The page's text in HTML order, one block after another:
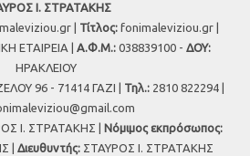
Ι. ΣΤΡΑΤΑΚΗΣ
| Τίτλος:fonimaleviziou.gr |
ΕΤΑΙΡΕΙΑ | Α.Φ.Μ.: 038839100 - ΔΟΥ:
ΗΡΑΚΛΕΙΟΥ
96 - 71414 ΓΑΖΙ | Τηλ.: 2810 822294 |
Ι. ΣΤΡΑΤΑΚΗΣ | Νόμιμος εκπρόσωπος:
| Διευθυντής:ΣΤΑΥΡΟΣ Ι. ΣΤΡΑΤΑΚΗΣ